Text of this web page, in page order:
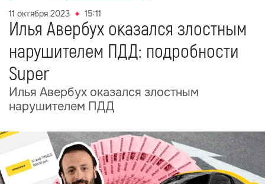
11 октября 2023 15:11
Илья Авербух оказался злостным
нарушителем ПДД: подробности
Super
Илья Авербух оказался злостным
нарушителем ПДД